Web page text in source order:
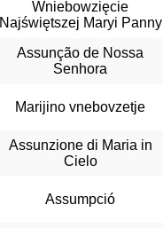
Wniebowzięcie
Najświętszej Maryi Panny
Assunção de Nossa
Senhora
Marijino vnebovzetje
Assunzione di Maria in
Cielo
Assumpció